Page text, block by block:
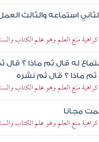
استماعه والثالث
منع العلم وهو علم الكتاب
له قال ثم ماذا ؟
ثم ماذا ؟ قال ثم نشره
منع العلم وهو علم الكتاب
مجانا
منع العلم وهو علم الكتاب